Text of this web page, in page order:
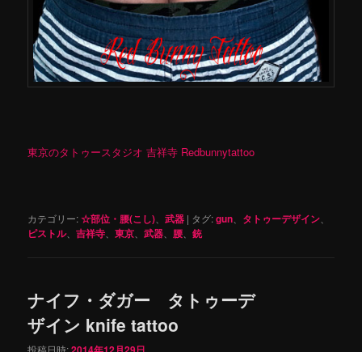
東京のタトゥースタジオ 吉祥寺 Redbunnytattoo
カテゴリー:☆部位・腰(こし) 、武器 | タグ:gun タトゥーデザイン
ピストル、吉祥寺 、東京 、武器 腰 、銃
ナイフ・ダガー タトゥーデ
ザイン knife tattoo